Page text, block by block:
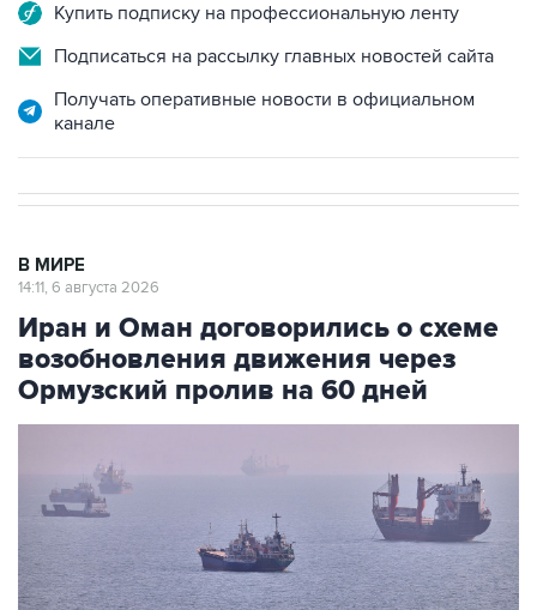
Купить подписку на профессиональную ленту
Подписаться на рассылку главных новостей сайта
Получать оперативные новости в официальном
канале
В МИРЕ
14:11, 6 августа 2026
Иран и Оман договорились о схеме
возобновления движения через
Ормузский пролив на 60 дней